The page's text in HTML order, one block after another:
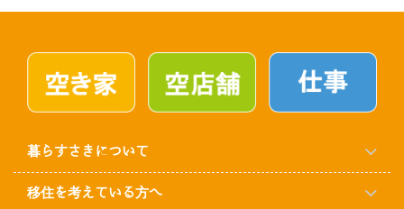
暮らすさきについて
移住を考えている方へ